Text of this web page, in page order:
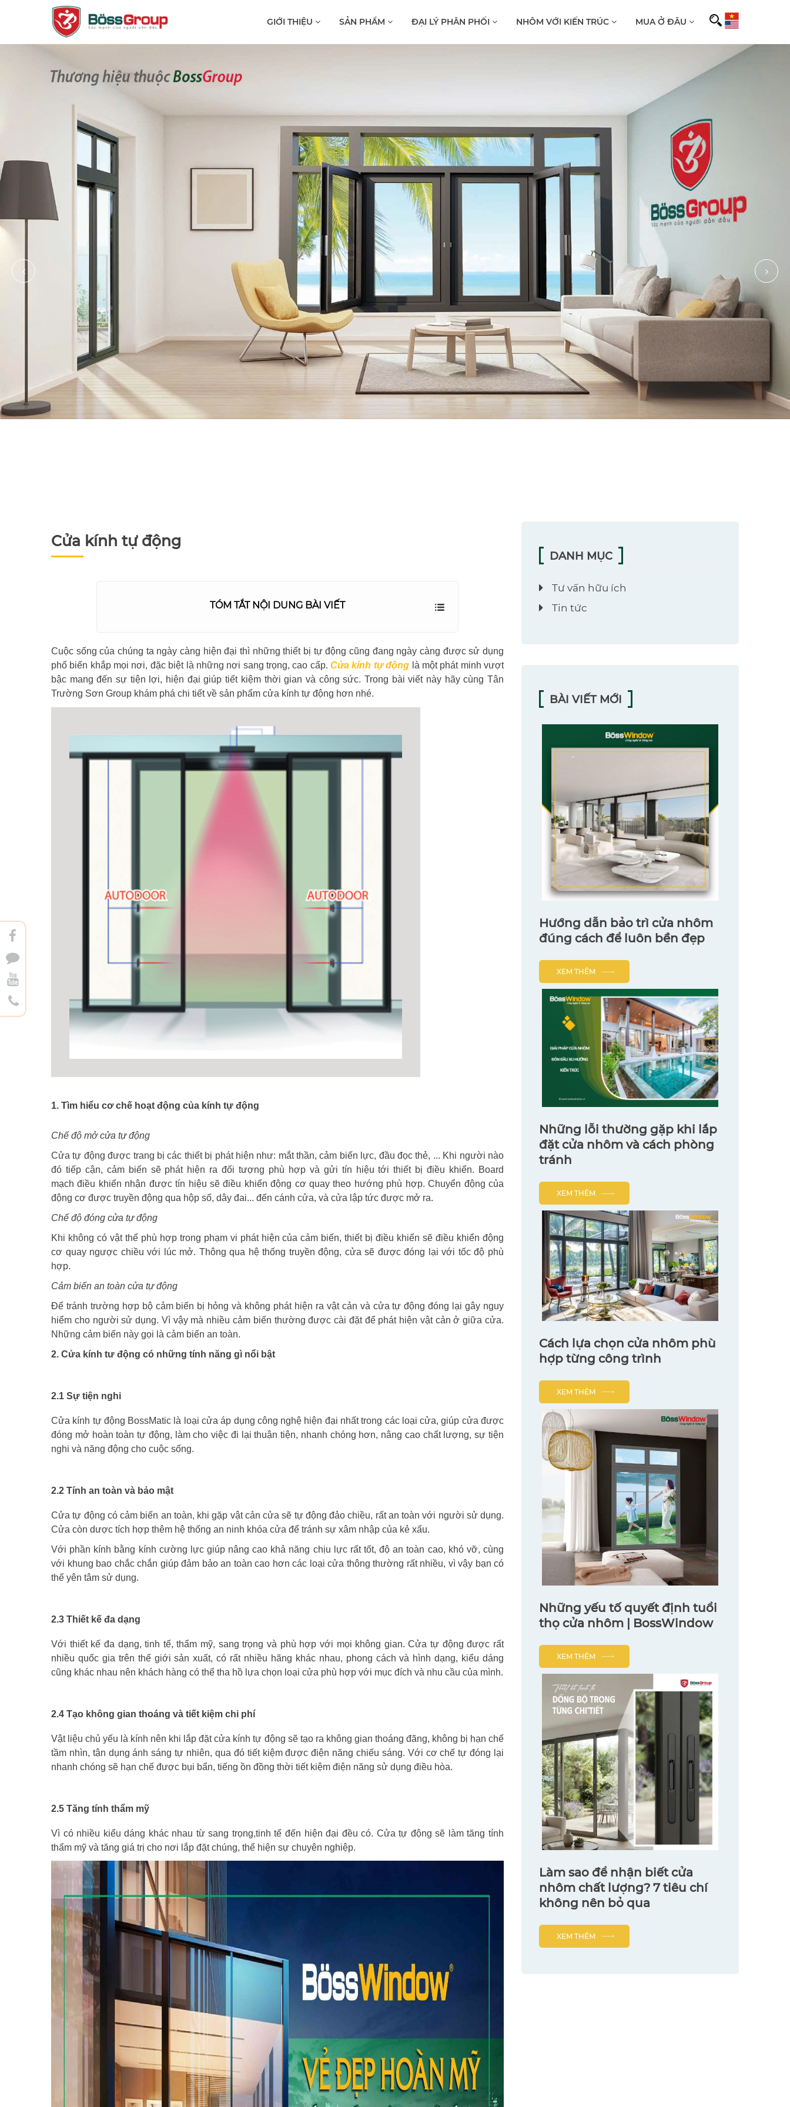
GIỚI THIỆU SẢN PHẨM ĐẠI LÝ PHÂN PHỐI NHÔM VỚI KIẾN TRÚC MUA Ở ĐÂU
Cửa kính tự động
TÓM TẮT NỘI DUNG BÀI VIẾT
Cuộc sống của chúng ta ngày càng hiện đại thì những thiết bị tự động cũng đang ngày càng được sử dụng
phổ biến khắp mọi nơi, đặc biệt là những nơi sang trọng, cao cấp.Cửa kính tự động là một phát minh vượt
bậc mang đến sự tiện lợi, hiện đại giúp tiết kiệm thời gian và công sức. Trong bài viết này hãy cùng Tân
Trường Sơn Group khám phá chi tiết về sản phẩm cửa kính tự động hơn nhé.
1. Tìm hiểu cơ chế hoạt động của kính tự động
Chế độ mở cửa tự động
Cửa tự động được trang bị các thiết bị phát hiện như: mắt thần, cảm biến lực, đầu đọc thẻ, ... Khi người nào
đó tiếp cận, cảm biến sẽ phát hiện ra đối tượng phù hợp và gửi tín hiệu tới thiết bị điều khiển. Board
mạch điều khiển nhận được tín hiệu sẽ điều khiển động cơ quay theo hướng phù hợp. Chuyển động của
động cơ được truyền động qua hộp số, dây đai... đến cánh cửa, và cửa lập tức được mở ra.
Chế độ đóng cửa tự động
Khi không có vật thể phù hợp trong phạm vi phát hiện của cảm biến, thiết bị điều khiển sẽ điều khiển động
cơ quay ngược chiều với lúc mở. Thông qua hệ thống truyền động, cửa sẽ được đóng lại với tốc độ phù
hợp.
Cảm biến an toàn cửa tự động
Để tránh trường hợp bộ cảm biến bị hỏng và không phát hiện ra vật cản và cửa tự động đóng lại gây nguy
hiểm cho người sử dụng. Vì vậy mà nhiều cảm biến thường được cài đặt để phát hiện vật cản ở giữa cửa.
Những cảm biến này gọi là cảm biến an toàn.
2. Cửa kính tư động có những tính năng gì nổi bật
2.1 Sự tiện nghi
Cửa kính tự động BossMatic là loại cửa áp dụng công nghệ hiện đại nhất trong các loại cửa, giúp cửa được
đóng mở hoàn toàn tự động, làm cho việc đi lại thuận tiện, nhanh chóng hơn, nâng cao chất lượng, sự tiện
nghi và năng động cho cuộc sống.
2.2 Tính an toàn và bảo mật
Cửa tự động có cảm biến an toàn, khi gặp vật cản cửa sẽ tự động đảo chiều, rất an toàn với người sử dụng.
Cửa còn dược tích hợp thêm hệ thống an ninh khóa cửa để tránh sự xâm nhập của kẻ xấu.
Với phần kính bằng kính cường lực giúp nâng cao khả năng chịu lực rất tốt, độ an toàn cao, khó vỡ, cùng
với khung bao chắc chắn giúp đảm bảo an toàn cao hơn các loại cửa thông thường rất nhiều, vì vậy bạn có
thể yên tâm sử dụng.
2.3 Thiết kế đa dạng
Với thiết kế đa dạng, tinh tế, thẩm mỹ, sang trọng và phù hợp với mọi không gian. Cửa tự động được rất
nhiều quốc gia trên thế giới sản xuất, có rất nhiều hãng khác nhau, phong cách và hình dạng, kiểu dáng
cũng khác nhau nên khách hàng có thể tha hồ lựa chọn loại cửa phù hợp với mục đích và nhu cầu của mình.
2.4 Tạo không gian thoáng và tiết kiệm chi phí
Vật liệu chủ yếu là kính nên khi lắp đặt cửa kính tự động sẽ tạo ra không gian thoáng đãng, không bị hạn chế
tầm nhìn, tận dụng ánh sáng tự nhiên, qua đó tiết kiệm được điện năng chiếu sáng. Với cơ chế tự đóng lại
nhanh chóng sẽ hạn chế được bụi bẩn, tiếng ồn đồng thời tiết kiệm điện năng sử dụng điều hòa.
2.5 Tăng tính thẩm mỹ
Vì có nhiều kiểu dáng khác nhau từ sang trọng,tinh tế đến hiện đại đều có. Cửa tự động sẽ làm tăng tính
thẩm mỹ và tăng giá trị cho nơi lắp đặt chúng, thể hiện sự chuyên nghiệp.
DANH MỤC
Tư vấn hữu ích
Tin tức
BÀI VIẾT MỚI
Hướng dẫn bảo trì cửa nhôm
đúng cách để luôn bền đẹp
XEM THÊM
Những lỗi thường gặp khi lắp
đặt cửa nhôm và cách phòng
tránh
XEM THÊM
Cách lựa chọn cửa nhôm phù
hợp từng công trình
XEM THÊM
Những yếu tố quyết định tuổi
thọ cửa nhôm | BossWindow
XEM THÊM
Làm sao để nhận biết cửa
nhôm chất lượng? 7 tiêu chí
không nên bỏ qua
XEM THÊM